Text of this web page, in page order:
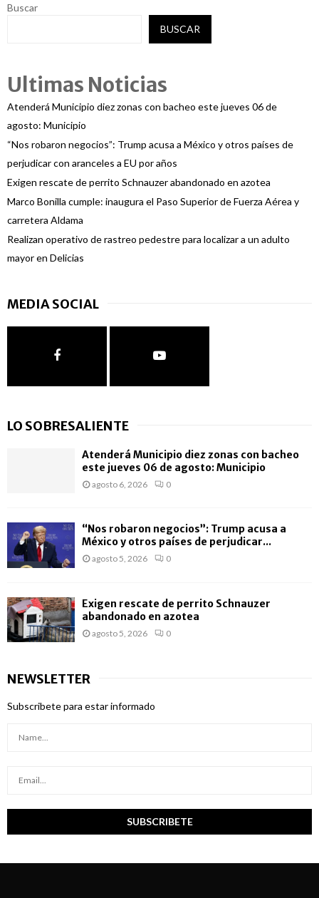
Buscar
BUSCAR
Ultimas Noticias
Atenderá Municipio diez zonas con bacheo este jueves 06 de
agosto: Municipio
“Nos robaron negocios”: Trump acusa a México y otros países de
perjudicar con aranceles a EU por años
Exigen rescate de perrito Schnauzer abandonado en azotea
Marco Bonilla cumple: inaugura el Paso Superior de Fuerza Aérea y
carretera Aldama
Realizan operativo de rastreo pedestre para localizar a un adulto
mayor en Delicias
MEDIA SOCIAL
LO SOBRESALIENTE
Atenderá Municipio diez zonas con bacheo
este jueves 06 de agosto: Municipio
agosto 6, 2026 0
“Nos robaron negocios”: Trump acusa a
México y otros países de perjudicar...
agosto 5, 2026 0
Exigen rescate de perrito Schnauzer
abandonado en azotea
agosto 5, 2026 0
NEWSLETTER
Subscribete para estar informado